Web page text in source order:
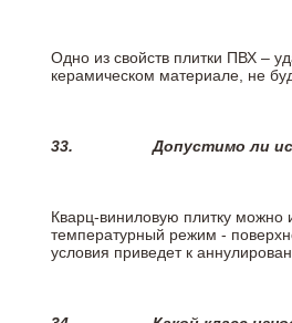
Одно из свойств плитки ПВХ –
керамическом материале, не
33.Допустимо ли
Кварц-виниловую плитку можно
температурный режим -
условия приведет к